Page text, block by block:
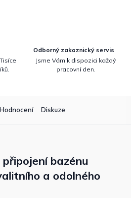
Odborný zakaznický servis
Jsme Vám k dispozici každý
pracovní den.
Hodnocení Diskuze
bazénu
a odolného